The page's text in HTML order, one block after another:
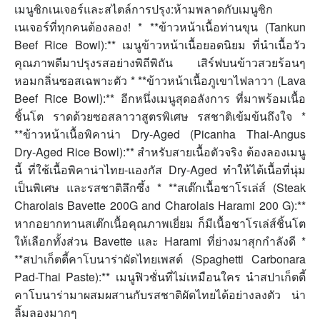
เมนูซิกเนเจอร์และสไตล์การปรุง:ห้ามพลาดกับเมนูซิก
เนเจอร์ที่ทุกคนต้องลอง! * **ข้าวหน้าเนื้อท่านขุน (Tankun
Beef Rice Bowl):** เมนูข้าวหน้าเนื้อยอดนิยม ที่นำเนื้อวัว
คุณภาพดีมาปรุงรสอย่างพิถีพิถัน เสิร์ฟบนข้าวสวยร้อนๆ
หอมกลิ่นซอสเฉพาะตัว * **ข้าวหน้าเนื้อภูเขาไฟลาวา (Lava
Beef Rice Bowl):** อีกหนึ่งเมนูสุดอลังการ ที่มาพร้อมเนื้อ
ชิ้นโต ราดด้วยซอสลาวาสูตรพิเศษ รสชาติเข้มข้นถึงใจ *
**ข้าวหน้าเนื้อพิคาน่า Dry-Aged (Picanha Thai-Angus
Dry-Aged Rice Bowl):** สำหรับสายเนื้อตัวจริง ต้องลองเมนู
นี้ ที่ใช้เนื้อพิคาน่าไทย-แองกัส Dry-Aged ทำให้ได้เนื้อที่นุ่ม
เป็นพิเศษ และรสชาติลึกซึ้ง * **สเต๊กเนื้อชาโรเล่ส์ (Steak
Charolais Bavette 200G and Charolais Harami 200 G):**
หากอยากทานสเต๊กเนื้อคุณภาพเยี่ยม ก็มีเนื้อชาโรเล่ส์ชิ้นโต
ให้เลือกทั้งส่วน Bavette และ Harami ที่ย่างมาสุกกำลังดี *
**สปาเก็ตตี้คาโบนาร่าผัดไทยเพสต์ (Spaghetti Carbonara
Pad-Thai Paste):** เมนูฟิวชั่นที่ไม่เหมือนใคร นำสปาเก็ตตี้
คาโบนาร่ามาผสมผสานกับรสชาติผัดไทยได้อย่างลงตัว น่า
ลิ้มลองมากๆ